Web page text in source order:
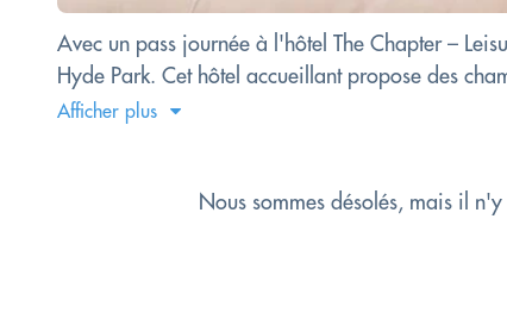
Avec un pass journée à l'hôtel The Chapter –
Hyde Park. Cet hôtel accueillant propose des
Afficher plus
Nous sommes désolés, mais il n'y